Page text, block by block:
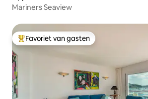
Mariners Seaview
Topfavoriet van gasten
Favoriet van gasten